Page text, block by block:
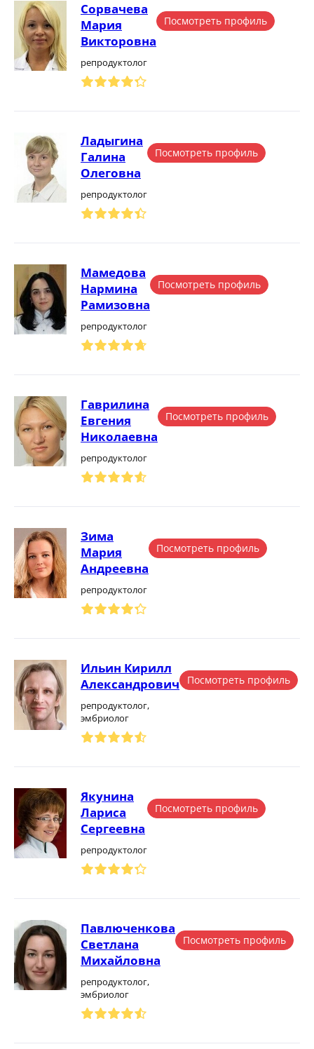
Сорвачева
Мария
Викторовна
репродуктолог
Посмотреть профиль
Ладыгина
Галина
Олеговна
репродуктолог
Посмотреть профиль
Мамедова
Нармина
Рамизовна
репродуктолог
Посмотреть профиль
Гаврилина
Евгения
Николаевна
репродуктолог
Посмотреть профиль
Зима
Мария
Андреевна
репродуктолог
Посмотреть профиль
Ильин Кирилл
Александрович
репродуктолог,
эмбриолог
Посмотреть профиль
Якунина
Лариса
Сергеевна
репродуктолог
Посмотреть профиль
Павлюченкова
Светлана
Михайловна
репродуктолог,
эмбриолог
Посмотреть профиль